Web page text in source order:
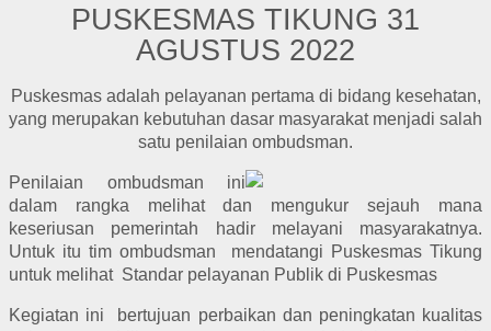
PUSKESMAS TIKUNG 31
AGUSTUS 2022
Puskesmas adalah pelayanan pertama di bidang kesehatan,
yang merupakan kebutuhan dasar masyarakat menjadi salah
satu penilaian ombudsman.
Penilaian ombudsman ini
dalam rangka melihat dan mengukur sejauh mana
keseriusan pemerintah hadir melayani masyarakatnya.
Untuk itu tim ombudsman mendatangi Puskesmas Tikung
untuk melihat Standar pelayanan Publik di Puskesmas
Kegiatan ini bertujuan perbaikan dan peningkatan kualitas